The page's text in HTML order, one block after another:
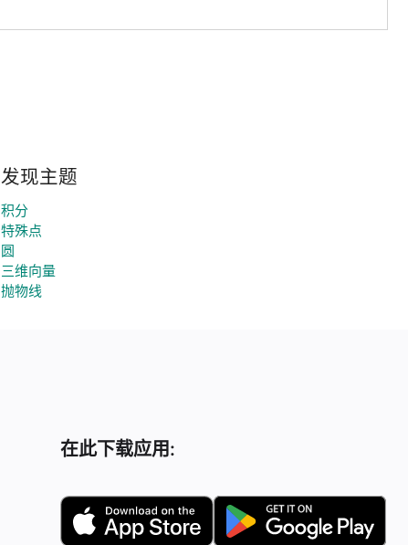
发现主题
积分
特殊点
圆
三维向量
抛物线
在此下载应用: